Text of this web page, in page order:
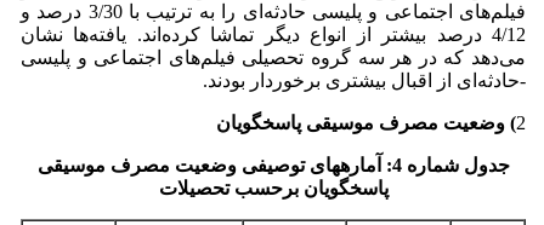
فیلم‌های اجتماعی و پلیسی حادثه‌ای را به ترتیب با 3/30 درصد و
4/12 درصد بیشتر از انواع دیگر تماشا کرده‌اند. یافته‌ها نشان
می‌دهد که در هر سه گروه تحصیلی فیلم‌های اجتماعی و پلیسی
-حادثه‌ای از اقبال بیشتری برخوردار بودند.
2) وضعیت مصرف موسیقی پاسخگویان
جدول شماره 4: آماره­های توصیفی وضعیت مصرف موسیقی
پاسخگویان برحسب تحصیلات